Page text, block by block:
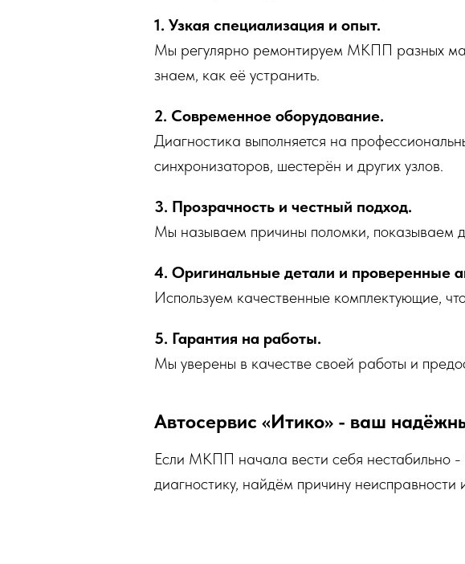
1. Узкая специализация и опыт.
Мы регулярно ремонтируем МКПП разных
знаем, как её устранить.
2. Современное оборудование.
Диагностика выполняется на
синхронизаторов, шестерён и других узлов.
3. Прозрачность и честный подход.
Мы называем причины поломки, показываем
4. Оригинальные детали и проверенные
Используем качественные комплектующие,
5. Гарантия на работы.
Мы уверены в качестве своей работы и
Автосервис «Итико» - ваш
Если МКПП начала вести себя нестабильно
диагностику, найдём причину